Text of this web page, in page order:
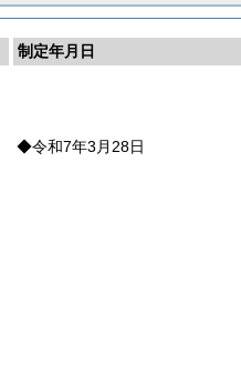
制定年月日
◆令和7年3月28日